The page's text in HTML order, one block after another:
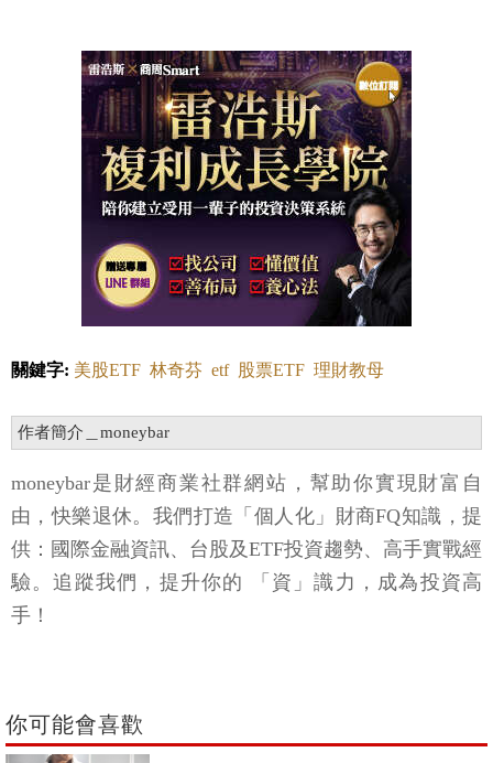
關鍵字: 美股ETF 林奇芬 etf 股票ETF 理財教母
作者簡介＿moneybar
moneybar是財經商業社群網站，幫助你實現財富自
由，快樂退休。我們打造「個人化」財商FQ知識，提
供：國際金融資訊、台股及ETF投資趨勢、高手實戰經
驗。追蹤我們，提升你的 「資」識力，成為投資高
手！
你可能會喜歡